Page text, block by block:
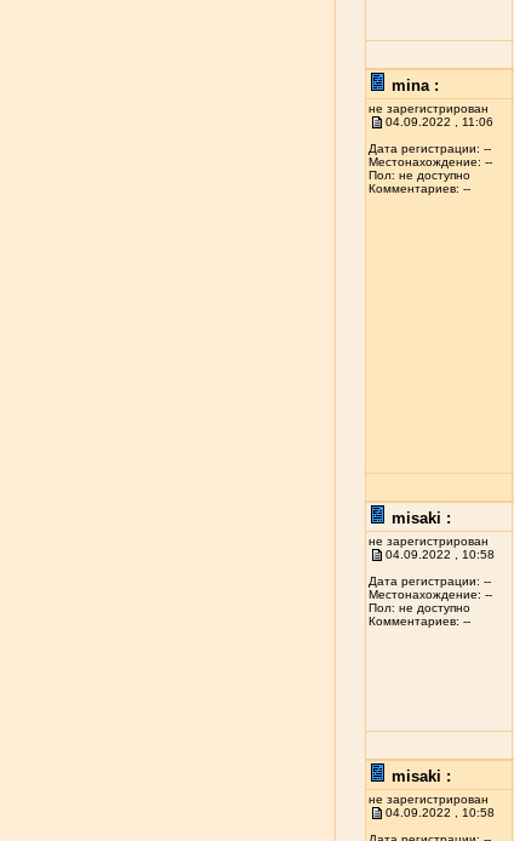
mina :
не зарегистрирован
04.09.2022 , 11:06
Дата регистрации: --
Местонахождение: --
Пол: не доступно
Комментариев: --
misaki :
не зарегистрирован
04.09.2022 , 10:58
Дата регистрации: --
Местонахождение: --
Пол: не доступно
Комментариев: --
misaki :
не зарегистрирован
04.09.2022 , 10:58